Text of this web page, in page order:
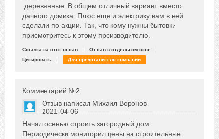
деревянные. В общем отличный вариант вместо
дачного домика. Плюс еще и электрику нам в ней
сделали по акции. Так, что кому нужны бытовки
присмотритесь к этому производителю.
Ссылка на этот отзыв
Отзыв в отдельном окне
Цитировать
Для представителя компании
Комментарий №2
Отзыв написал Михаил Воронов
2021-04-06
0
Сказать друзьям об отзыве
Начал осенью строить загородный дом.
Периодически мониторил цены на строительные